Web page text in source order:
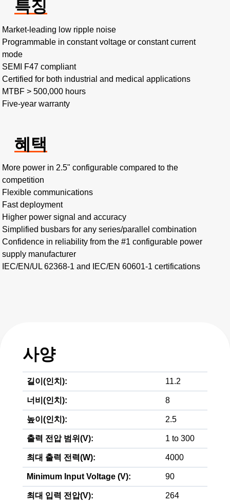
특징
Market-leading low ripple noise​
Programmable in constant voltage or constant current
mode​
SEMI F47 compliant
Certified for both industrial and medical applications
MTBF > 500,000 hours​
Five-year warranty
혜택
More power in 2.5" configurable compared to the
competition​
Flexible communications​
Fast deployment​
Higher power signal and accuracy​
Simplified busbars for any series/parallel combination​
Confidence in reliability from the #1 configurable power
supply manufacturer
IEC/EN/UL 62368-1 and IEC/EN 60601-1 certifications
사양
길이(인치): 11.2
너비(인치): 8
높이(인치): 2.5
출력 전압 범위(V): 1 to 300
최대 출력 전력(W): 4000
Minimum Input Voltage (V): 90
최대 입력 전압(V): 264